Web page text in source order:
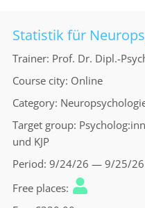
Statistik für
Trainer Prof. Dr. Dipl.-
Course city Online
Category
Target group
und KJP
Period 9/24/26 — 9/25/26
Free places